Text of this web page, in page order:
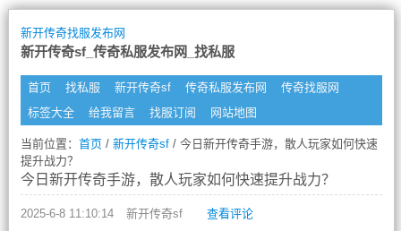
新开传奇找服发布网
新开传奇sf_传奇私服发布网_找私服
首页 找私服 新开传奇sf 传奇私服发布网
传奇找服网
标签大全
给我留言 找服订阅 网站地图
当前位置： 首页/ 新开传奇sf/ 今日新开传奇手游，散人玩家如何快速
提升战力？
今日新开传奇手游，散人玩家如何快速提升战力？
2025-6-8 11:10:14 新开传奇sf 查看评论